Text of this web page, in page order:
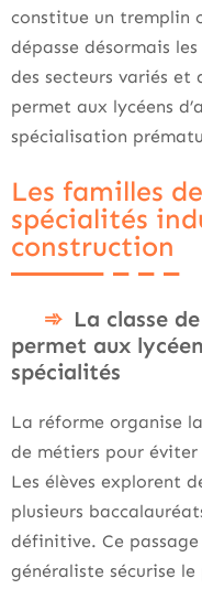
constitue un tremplin
dépasse désormais
des secteurs variés
permet aux lycéens
spécialisation
Les familles
spécialités
construction
La classe
permet aux
spécialités
La réforme organise
de métiers pour
Les élèves explorent
plusieurs
définitive. Ce
généraliste sécurise